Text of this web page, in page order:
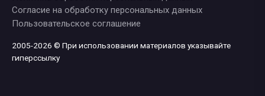
Согласие на обработку персональных данных
Пользовательское соглашение
2005-2026 © При использовании материалов указывайте
гиперссылку